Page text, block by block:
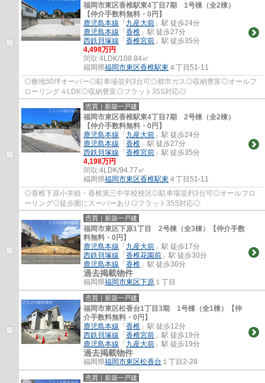
福岡市東区香椎駅東4丁目7期 1号棟（全2棟）
【仲介手数料無料・0円】
鹿児島本線 「 九産大前 」駅 徒歩24分
鹿児島本線 「 香椎 」駅 徒歩27分
西鉄貝塚線 「 香椎宮前 」駅 徒歩35分
4,498万円
間取:4LDK/108.84㎡
福岡県福岡市東区香椎駅東 ４丁目51-11
◎敷地50坪オーバー◎駐車場並列3台可◎都市ガス◎収納豊富◎オールフ
ローリング４LDK◎収納豊富◎フラット35S対応◎
売買｜新築一戸建
福岡市東区香椎駅東4丁目7期 2号棟（全2棟）
【仲介手数料無料・0円】
鹿児島本線 「 九産大前 」駅 徒歩24分
鹿児島本線 「 香椎 」駅 徒歩27分
西鉄貝塚線 「 香椎宮前 」駅 徒歩35分
4,198万円
間取:4LDK/94.77㎡
福岡県福岡市東区香椎駅東 ４丁目51-11
◎香椎下原小学校・香椎第三中学校校区◎駐車場並列3台可◎オールフロ
ーリング◎徒歩圏にスーパーあり◎フラット35S対応◎
売買｜新築一戸建
福岡市東区下原1丁目 2号棟（全3棟）【仲介手数
料無料・0円】
鹿児島本線 「 九産大前 」駅 徒歩17分
西鉄貝塚線 「 香椎花園前 」駅 徒歩30分
鹿児島本線 「 香椎 」駅 徒歩30分
過去掲載物件
福岡県福岡市東区下原 １丁目
売買｜新築一戸建
福岡市東区松香台1丁目3期 1号棟（全1棟）【仲
介手数料無料・0円】
鹿児島本線 「 香椎 」駅 徒歩12分
西鉄貝塚線 「 香椎宮前 」駅 徒歩19分
鹿児島本線 「 九産大前 」駅 徒歩19分
過去掲載物件
福岡県福岡市東区松香台 １丁目2-28
売買｜新築一戸建